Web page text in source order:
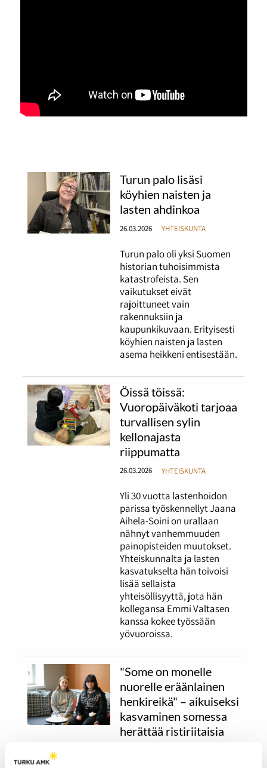
Turun palo lisäsi
köyhien naisten ja
lasten ahdinkoa
26.03.2026 YHTEISKUNTA
Turun palo oli yksi Suomen
historian tuhoisimmista
katastrofeista. Sen
vaikutukset eivät
rajoittuneet vain
rakennuksiin ja
kaupunkikuvaan. Erityisesti
köyhien naisten ja lasten
asema heikkeni entisestään.
Öissä töissä:
Vuoropäiväkoti tarjoaa
turvallisen sylin
kellonajasta
riippumatta
26.03.2026 YHTEISKUNTA
Yli 30 vuotta lastenhoidon
parissa työskennellyt Jaana
Aihela-Soini on urallaan
nähnyt vanhemmuuden
painopisteiden muutokset.
Yhteiskunnalta ja lasten
kasvatukselta hän toivoisi
lisää sellaista
yhteisöllisyyttä, jota hän
kollegansa Emmi Valtasen
kanssa kokee työssään
yövuoroissa.
"Some on monelle
nuorelle eräänlainen
henkireikä" – aikuiseksi
kasvaminen somessa
herättää ristiriitaisia